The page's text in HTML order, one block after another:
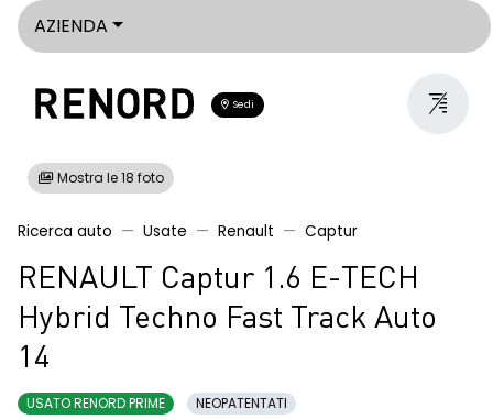
AZIENDA
Sedi
Mostra le 18 foto
Ricerca auto Usate Renault Captur
RENAULT Captur 1.6 E-TECH
Hybrid Techno Fast Track Auto
14
USATO RENORD PRIME
NEOPATENTATI